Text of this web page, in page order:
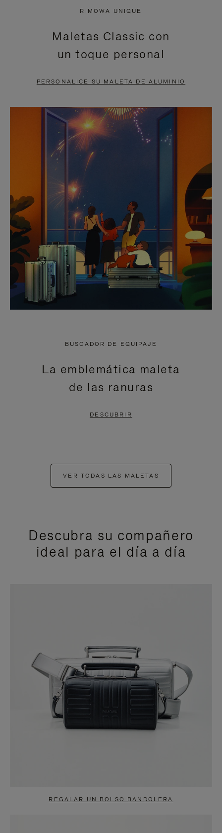
PAUSADO,
PULSE
PARA
ESTÁ
DESACTIVADO:
PULSE
ACTIVARLO.
RIMOWA UNIQUE
Maletas Classic con
un toque personal
PERSONALICE SU MALETA DE ALUMINIO
BUSCADOR DE EQUIPAJE
La emblemática maleta
de las ranuras
DESCUBRIR
VER TODAS LAS MALETAS
Descubra su compañero
ideal para el día a día
REGALAR UN BOLSO BANDOLERA